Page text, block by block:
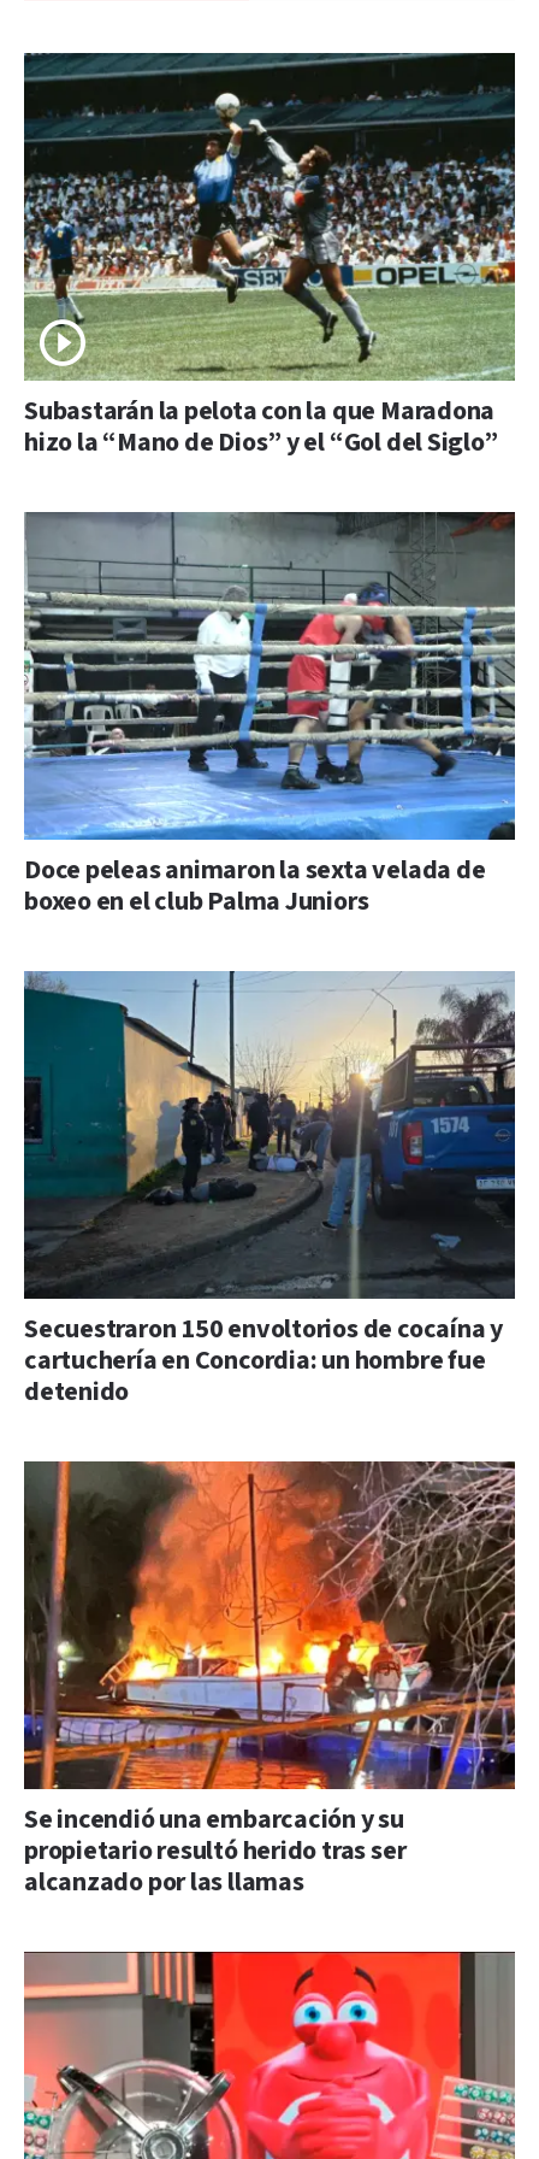
Subastarán la pelota con la que Maradona
hizo la “Mano de Dios” y el “Gol del Siglo”
Doce peleas animaron la sexta velada de
boxeo en el club Palma Juniors
Secuestraron 150 envoltorios de cocaína y
cartuchería en Concordia: un hombre fue
detenido
Se incendió una embarcación y su
propietario resultó herido tras ser
alcanzado por las llamas